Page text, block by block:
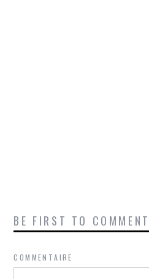
BE FIRST TO COMMENT
COMMENTAIRE